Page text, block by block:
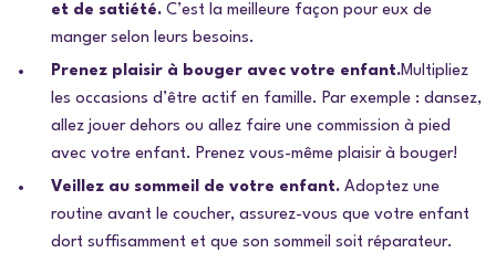
et de satiété. C’est la meilleure façon pour eux de
manger selon leurs besoins.
Prenez plaisir à bouger avec votre enfant.Multipliez
les occasions d’être actif en famille. Par exemple : dansez,
allez jouer dehors ou allez faire une commission à pied
avec votre enfant. Prenez vous-même plaisir à bouger!
Veillez au sommeil de votre enfant.Adoptez une
routine avant le coucher, assurez-vous que votre enfant
dort suffisamment et que son sommeil soit réparateur.